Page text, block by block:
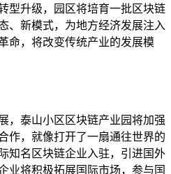
型升级，园区将培育一批区块链
、新模式，为地方经济发展注入
命，将改变传统产业的发展模
，泰山小区区块链产业园将加强
作，就像打开了一扇通往世界的
知名区块链企业入驻，引进国外
业将积极拓展国际市场，参与国